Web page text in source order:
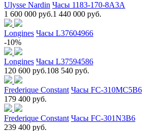
Ulysse Nardin Часы 1183-170-8A3A
1 600 000 руб.1 440 000 руб.
Longines Часы L37604966
-10%
Longines Часы L37594586
120 600 руб.108 540 руб.
Frederique Constant Часы FC-310MC5B6
179 400 руб.
Frederique Constant Часы FC-301N3B6
239 400 руб.